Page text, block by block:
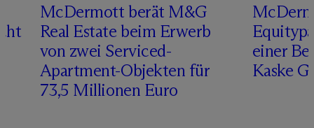
McDermott berät M&G
Real Estate beim Erwerb
von zwei Serviced-
Apartment-Objekten für
73,5 Millionen Euro
Mc
einer
Kaske